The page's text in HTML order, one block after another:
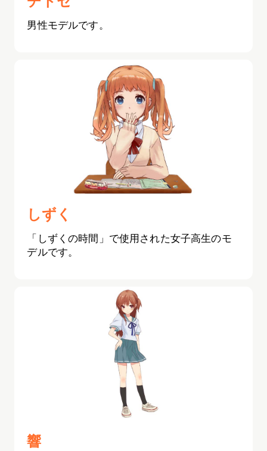
男性モデルです。
しずく
「しずくの時間」で使用された女子高生のモ
デルです。
響